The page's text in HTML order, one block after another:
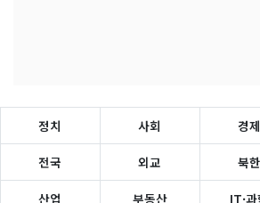
정치 사회 경제
전국 외교 북한
산업 부동산 IT·